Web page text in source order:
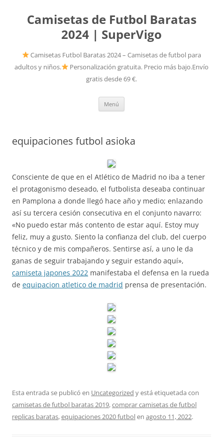
Camisetas de Futbol Baratas
2024 | SuperVigo
Camisetas Futbol Baratas 2024 – Camisetas de futbol para
adultos y niños.
Personalización gratuita. Precio más bajo.Envío
gratis desde 69 €.
Menú
equipaciones futbol asioka
Consciente de que en el Atlético de Madrid no iba a tener
el protagonismo deseado, el futbolista deseaba continuar
en Pamplona a donde llegó hace año y medio; enlazando
así su tercera cesión consecutiva en el conjunto navarro:
«No puedo estar más contento de estar aquí. Estoy muy
feliz, muy a gusto. Siento la confianza del club, del cuerpo
técnico y de mis compañeros. Sentirse así, a uno le da
ganas de seguir trabajando y seguir estando aquí»,
camiseta japones 2022 manifestaba el defensa en la rueda
de equipacion atletico de madrid prensa de presentación.
Esta entrada se publicó en Uncategorized y está etiquetada con
camisetas de futbol baratas 2019,comprar camisetas de futbol
replicas baratas,equipaciones 2020 futbolen agosto 11, 2022.